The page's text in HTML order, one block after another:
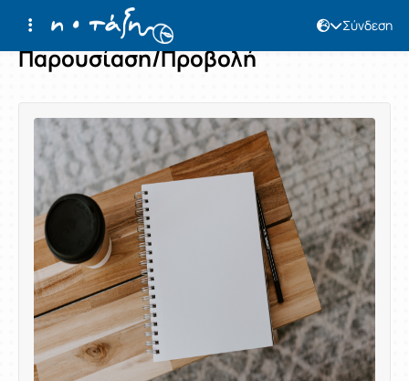
Σύνδεση
Παρουσίαση/Προβολή